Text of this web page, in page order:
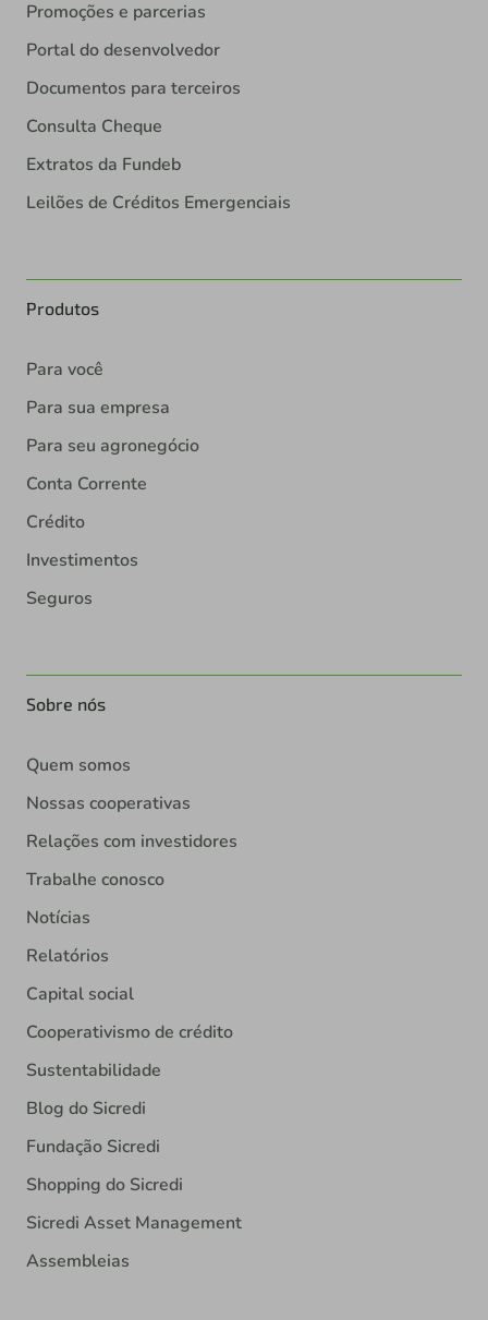
Promoções e parcerias
Portal do desenvolvedor
Documentos para terceiros
Consulta Cheque
Extratos da Fundeb
Leilões de Créditos Emergenciais
Produtos
Para você
Para sua empresa
Para seu agronegócio
Conta Corrente
Crédito
Investimentos
Seguros
Sobre nós
Quem somos
Nossas cooperativas
Relações com investidores
Trabalhe conosco
Notícias
Relatórios
Capital social
Cooperativismo de crédito
Sustentabilidade
Blog do Sicredi
Fundação Sicredi
Shopping do Sicredi
Sicredi Asset Management
Assembleias